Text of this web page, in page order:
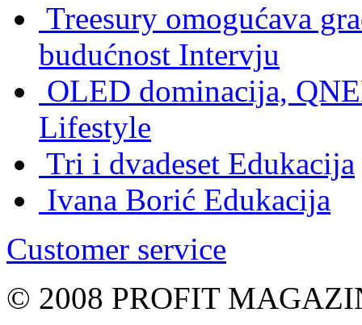
Treesury omogućava
budućnost Intervju
OLED dominacija,
Lifestyle
Tri i dvadeset Edukacija
Ivana Borić Edukacija
Customer service
© 2008 PROFIT